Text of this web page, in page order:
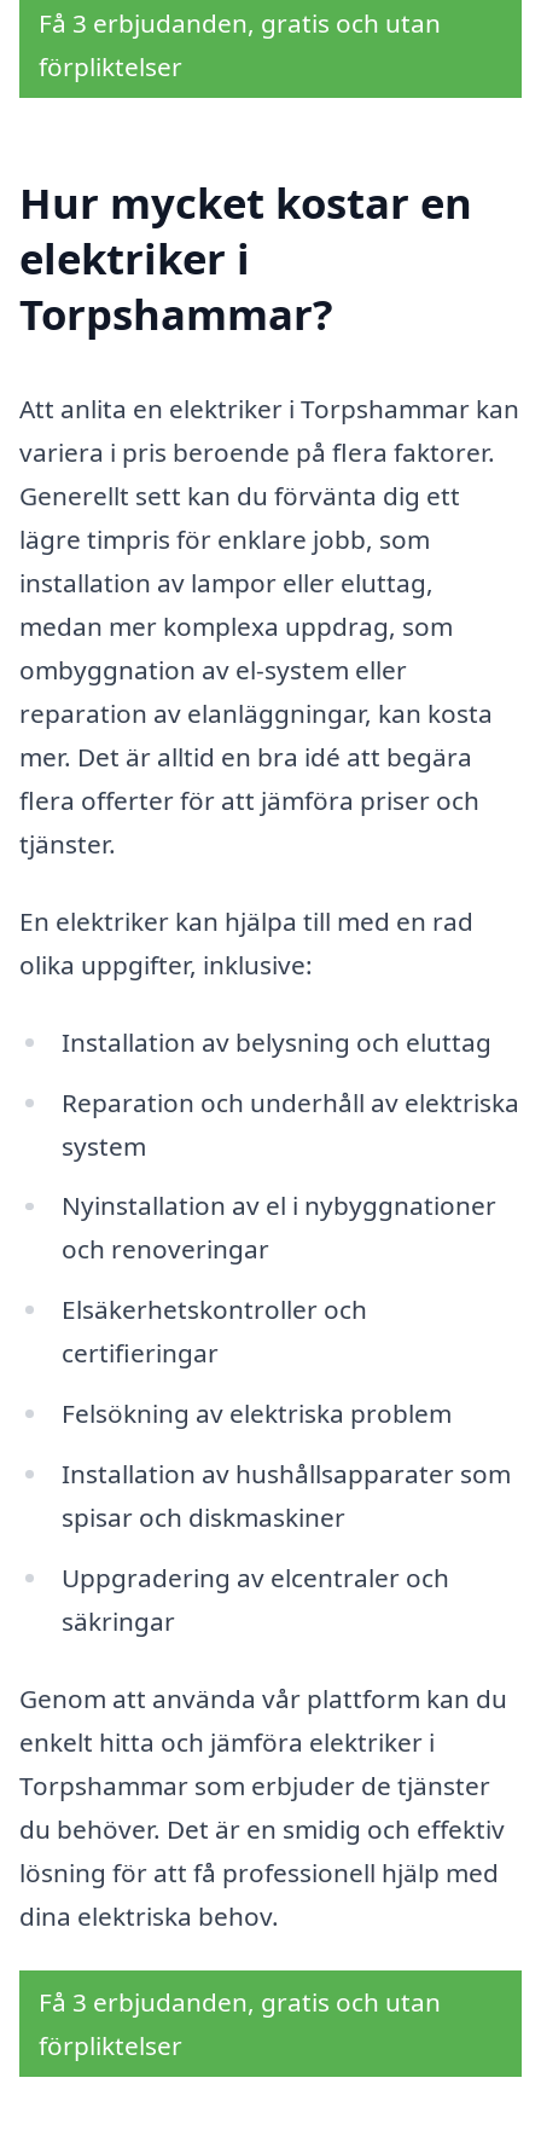
Få 3 erbjudanden, gratis och utan
förpliktelser
Hur mycket kostar en
elektriker i
Torpshammar?
Att anlita en elektriker i Torpshammar kan
variera i pris beroende på flera faktorer.
Generellt sett kan du förvänta dig ett
lägre timpris för enklare jobb, som
installation av lampor eller eluttag,
medan mer komplexa uppdrag, som
ombyggnation av el-system eller
reparation av elanläggningar, kan kosta
mer. Det är alltid en bra idé att begära
flera offerter för att jämföra priser och
tjänster.
En elektriker kan hjälpa till med en rad
olika uppgifter, inklusive:
Installation av belysning och eluttag
Reparation och underhåll av elektriska
system
Nyinstallation av el i nybyggnationer
och renoveringar
Elsäkerhetskontroller och
certifieringar
Felsökning av elektriska problem
Installation av hushållsapparater som
spisar och diskmaskiner
Uppgradering av elcentraler och
säkringar
Genom att använda vår plattform kan du
enkelt hitta och jämföra elektriker i
Torpshammar som erbjuder de tjänster
du behöver. Det är en smidig och effektiv
lösning för att få professionell hjälp med
dina elektriska behov.
Få 3 erbjudanden, gratis och utan
förpliktelser